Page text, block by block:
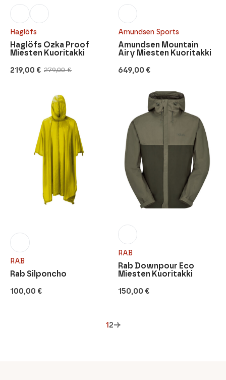
Haglöfs
279,00€
Alkuperäinen
219,00 €
Nykyinen
Haglöfs Ozka Proof
Miesten Kuoritakki
Amundsen Sports
649,00 €
Amundsen Mountain
Airy Miesten Kuoritakki
RAB
100,00 €
Rab Silponcho
RAB
150,00 €
Rab Downpour Eco
Miesten Kuoritakki
12→